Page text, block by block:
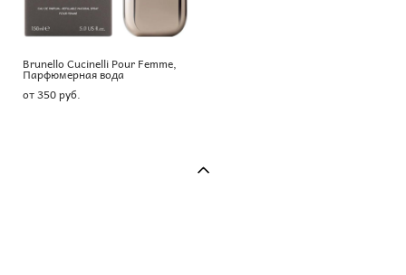
Brunello Cucinelli Pour Femme,
Парфюмерная вода
от 350 pуб.